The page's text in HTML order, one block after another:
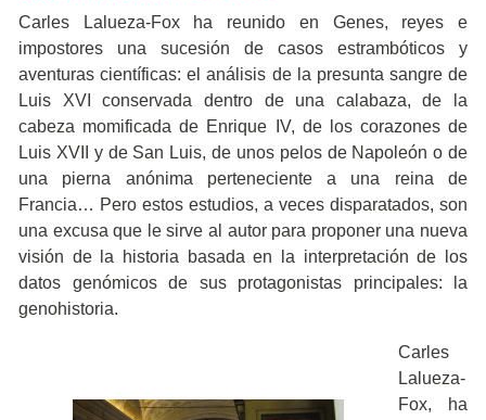
Carles Lalueza-Fox ha reunido en Genes, reyes e
impostores una sucesión de casos estrambóticos y
aventuras científicas: el análisis de la presunta sangre de
Luis XVI conservada dentro de una calabaza, de la
cabeza momificada de Enrique IV, de los corazones de
Luis XVII y de San Luis, de unos pelos de Napoleón o de
una pierna anónima perteneciente a una reina de
Francia… Pero estos estudios, a veces disparatados, son
una excusa que le sirve al autor para proponer una nueva
visión de la historia basada en la interpretación de los
datos genómicos de sus protagonistas principales: la
genohistoria.
Carles
Lalueza-
Fox, ha